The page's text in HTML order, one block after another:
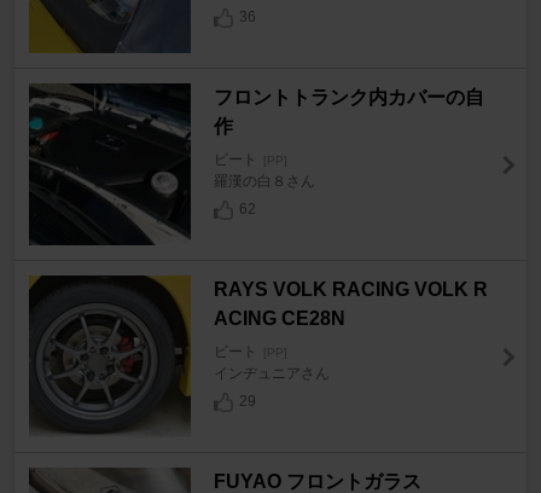
36
フロントトランク内カバーの自
作
ビート [PP]
羅漢の白８さん
62
RAYS VOLK RACING VOLK R
ACING CE28N
ビート [PP]
インヂュニアさん
29
FUYAO フロントガラス